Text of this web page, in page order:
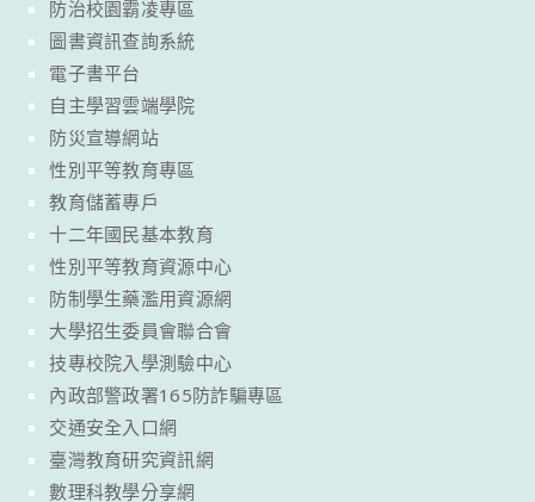
防治校園霸凌專區
圖書資訊查詢系統
電子書平台
自主學習雲端學院
防災宣導網站
性別平等教育專區
教育儲蓄專戶
十二年國民基本教育
性別平等教育資源中心
防制學生藥濫用資源網
大學招生委員會聯合會
技專校院入學測驗中心
內政部警政署165防詐騙專區
交通安全入口網
臺灣教育研究資訊網
數理科教學分享網